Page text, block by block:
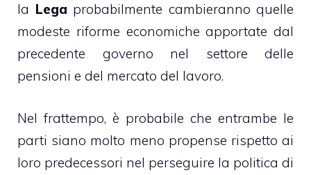
la Lega probabilmente cambieranno quelle
modeste riforme economiche apportate dal
precedente governo nel settore delle
pensioni e del mercato del lavoro.
Nel frattempo, è probabile che entrambe le
parti siano molto meno propense rispetto ai
loro predecessori nel perseguire la politica di